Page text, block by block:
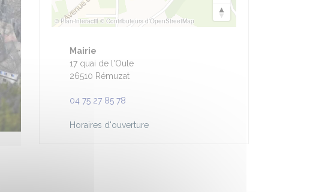
© Plan-interactif © Contributeurs d'OpenStreetMap
Mairie
17 quai de l'Oule
26510 Rémuzat
04 75 27 85 78
Horaires d'ouverture